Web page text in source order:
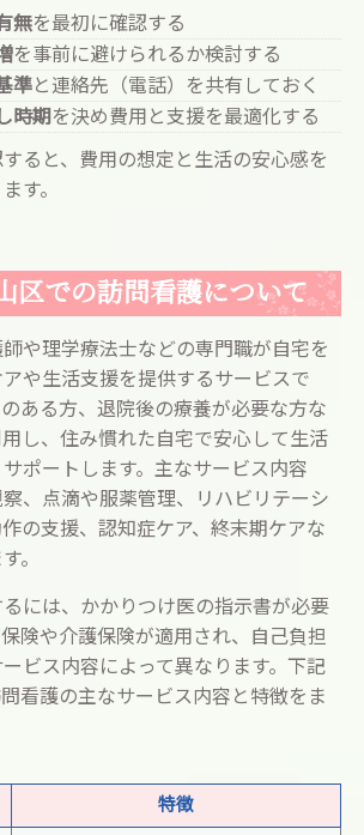
無を最初に確認する
を事前に避けられるか検討する
準と連絡先（電話）を共有しておく
時期 を決め費用と支援を最適化する
ると、費用の想定と生活の安心感を
す。
区での訪問看護について
や理学療法士などの専門職が自宅を
や生活支援を提供するサービスで
ある方、退院後の療養が必要な方な
し、住み慣れた自宅で安心して生活
ポートします。主なサービス内容
、点滴や服薬管理、リハビリテーシ
の支援、認知症ケア、終末期ケアな
。
には、かかりつけ医の指示書が必要
険や介護保険が適用され、自己負担
ビス内容によって異なります。下記
看護の主なサービス内容と特徴をま
特徴